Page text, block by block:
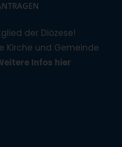
der Diözese!
Kirche und Gemeinde
Infos hier